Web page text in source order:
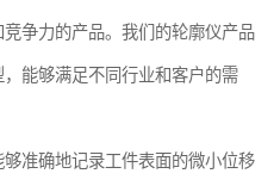
争力的产品。我们的轮廓仪产品
能够满足不同行业和客户的需
准确地记录工件表面的微小位移